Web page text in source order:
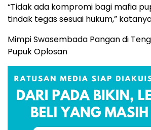
“Tidak ada kompromi bagi mafia
tindak tegas sesuai hukum,”
Mimpi Swasembada Pangan di
Pupuk Oplosan